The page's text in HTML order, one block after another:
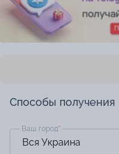
Способы получения
Ваш город*